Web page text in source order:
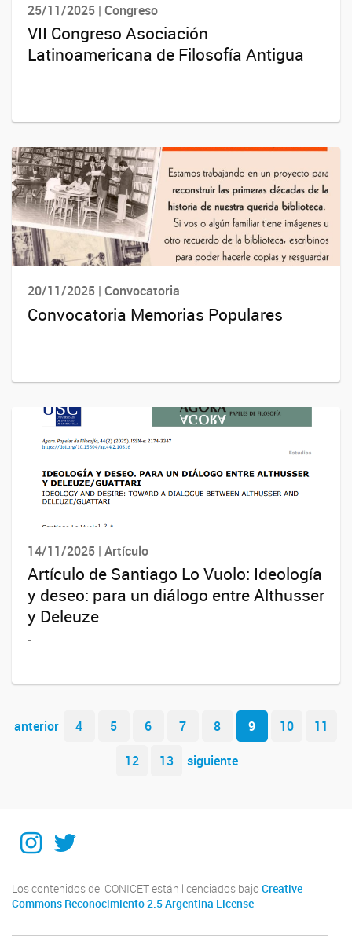
25/11/2025 | Congreso
VII Congreso Asociación
Latinoamericana de Filosofía Antigua
-
20/11/2025 | Convocatoria
Convocatoria Memorias Populares
-
14/11/2025 | Artículo
Artículo de Santiago Lo Vuolo: Ideología
y deseo: para un diálogo entre Althusser
y Deleuze
-
Navegador de artículos
anterior 4 5 6 7 8 9 10
11
12
13 siguiente
Instagram
Twitter
Los contenidos del CONICET están licenciados bajo Creative
Commons Reconocimiento 2.5 Argentina License